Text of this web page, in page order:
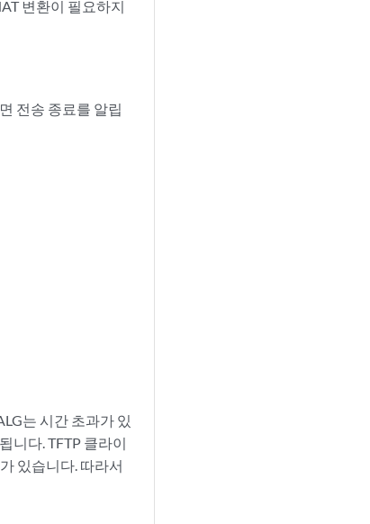
변환이 필요하지
전송 종료를 알립
는 시간 초과가 있
니다. TFTP 클라이
있습니다. 따라서